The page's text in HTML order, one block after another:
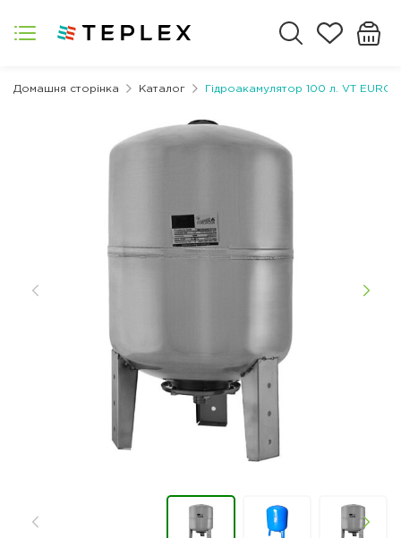
Домашня сторінка Каталог Гідроакамулятор 100 л. VT